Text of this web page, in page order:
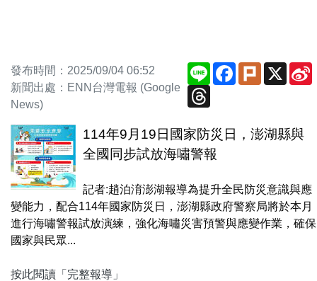
發布時間：2025/09/04 06:52
新聞出處：ENN台灣電報 (Google
News)
Line Facebook
Plurk X
114年9月19日國家防災日，澎湖縣與
全國同步試放海嘯警報
記者:趙泊淯澎湖報導為提升全民防災意識與應
變能力，配合114年國家防災日，澎湖縣政府警察局將於本月
進行海嘯警報試放演練，強化海嘯災害預警與應變作業，確保
國家與民眾...
按此閱讀「完整報導」